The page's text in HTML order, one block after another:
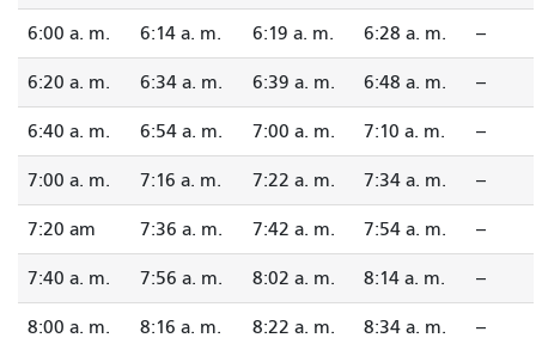
6:00 a. m. 6:14 a. m. 6:19 a. m. 6:28 a. m. --
6:20 a. m. 6:34 a. m. 6:39 a. m. 6:48 a. m. --
6:40 a. m. 6:54 a. m. 7:00 a. m. 7:10 a. m. --
7:00 a. m. 7:16 a. m. 7:22 a. m. 7:34 a. m. --
7:20 am 7:36 a. m. 7:42 a. m. 7:54 a. m. --
7:40 a. m. 7:56 a. m. 8:02 a. m. 8:14 a. m. --
8:00 a. m. 8:16 a. m. 8:22 a. m. 8:34 a. m. --